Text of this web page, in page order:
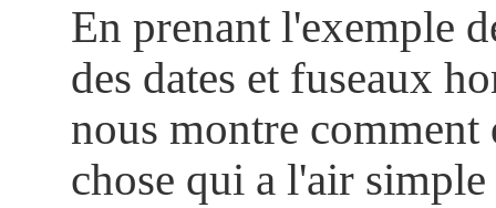
En prenant l'exemple
des dates et fuseaux
nous montre comment
chose qui a l'air simple